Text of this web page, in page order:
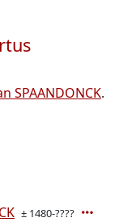
SPAANDONCK.
± 1480-????